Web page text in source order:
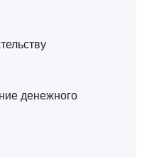
денежного